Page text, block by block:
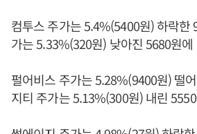
컴투스 주가는 5.4%(5400원) 하락한
가는 5.33%(320원) 낮아진 5680원
펄어비스 주가는 5.28%(9400원) 떨
지티 주가는 5.13%(300원) 내린